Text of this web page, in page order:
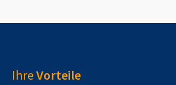
IhreVorteile